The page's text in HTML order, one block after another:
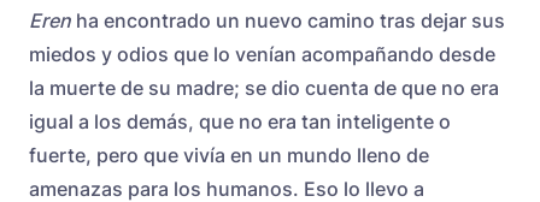
Eren ha encontrado un nuevo camino tras dejar sus
miedos y odios que lo venían acompañando desde
la muerte de su madre; se dio cuenta de que no era
igual a los demás, que no era tan inteligente o
fuerte, pero que vivía en un mundo lleno de
amenazas para los humanos. Eso lo llevo a